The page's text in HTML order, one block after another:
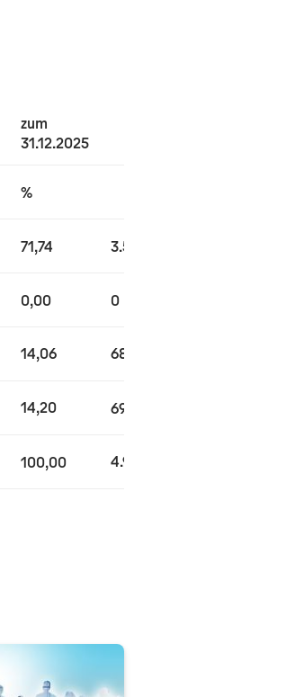
zum
31.12.2025
%
71,74 3.518.810.094
0,00 0
14,06 689.601.413
14,20 696.778.706
100,00 4.905.190.213